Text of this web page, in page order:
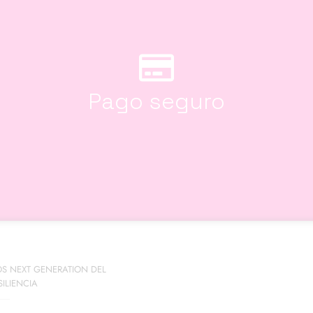
Pago seguro
NEXT GENERATION DEL